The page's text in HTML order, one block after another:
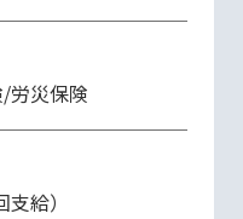
労災保険
給）